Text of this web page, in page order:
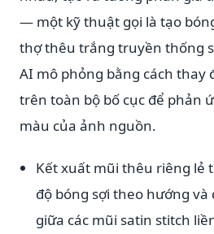
— một kỹ thuật gọi là tạo
thợ thêu trắng truyền thống
AI mô phỏng bằng cách thay
trên toàn bộ bố cục để phản
màu của ảnh nguồn.
Kết xuất mũi thêu riêng lẻ
độ bóng sợi theo hướng
giữa các mũi satin stitch